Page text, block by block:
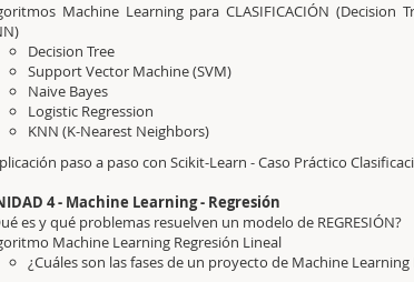
Machine Learning para CLASIFICACIÓN (Decision
Decision Tree
Support Vector Machine (SVM)
Naive Bayes
Logistic Regression
KNN (K-Nearest Neighbors)
paso a paso con Scikit-Learn - Caso Práctico
4 - Machine Learning - Regresión
es y qué problemas resuelven un modelo de REGRESIÓN?
Machine Learning Regresión Lineal
¿Cuáles son las fases de un proyecto de Machine Learning